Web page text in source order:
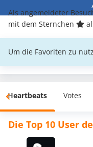
Als angemeldeter
mit dem Sternchen
Um die Favoriten zu
Heartbeats Votes
Die Top 10 User